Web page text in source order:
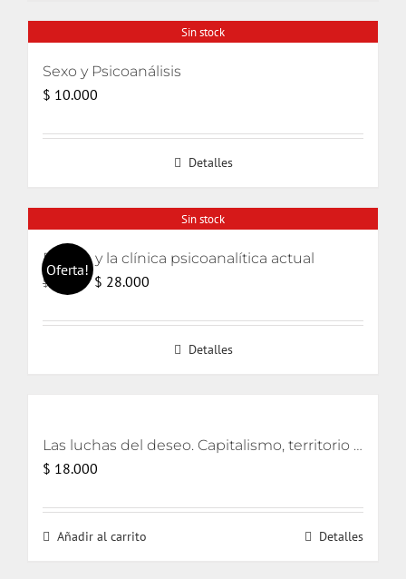
Sin stock
Sexo y Psicoanálisis
$ 10.000
Detalles
Sin stock
Oferta!
El odio y la clínica psicoanalítica actual
$
El
original
$ 28.000
actual
Detalles
Las luchas del deseo. Capitalismo, territorio y ecología
$ 18.000
Añadir al carrito Detalles